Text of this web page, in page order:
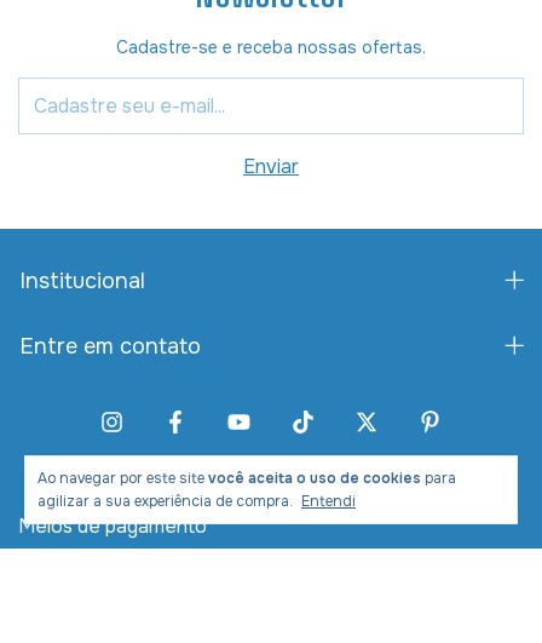
Ao navegar por este sitevocê aceita o uso de cookies para
agilizar a sua experiência de compra. Entendi
Cadastre-se e receba nossas ofertas.
Institucional
Entre em contato
Meios de pagamento